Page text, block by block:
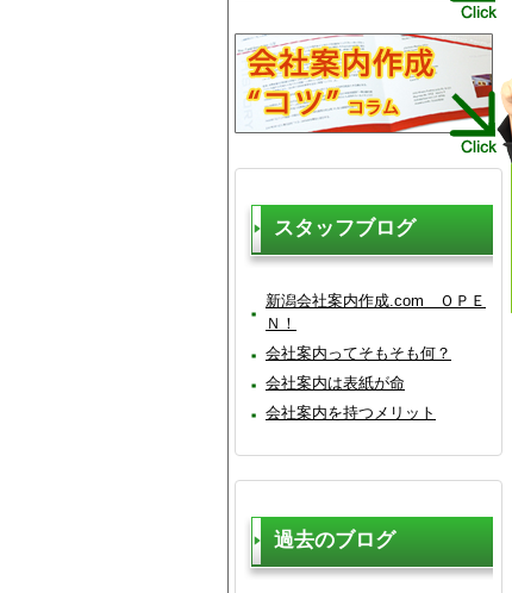
スタッフブログ
新潟会社案内作成.com ＯＰＥ
Ｎ！
会社案内ってそもそも何？
会社案内は表紙が命
会社案内を持つメリット
過去のブログ